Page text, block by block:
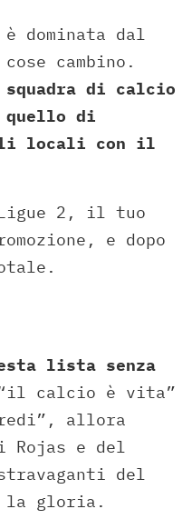
dominata dal
cambino.
di calcio
di
locali con il
2, il tuo
e dopo
lista senza
calcio è vita”
allora
Rojas e del
del
la gloria.